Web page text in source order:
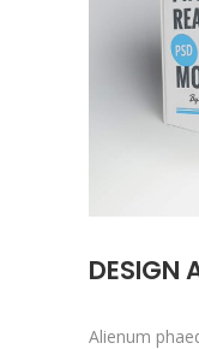
DESIGN
Alienum